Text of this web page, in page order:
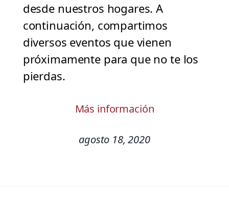
desde nuestros hogares. A
continuación, compartimos
diversos eventos que vienen
próximamente para que no te los
pierdas.
Más información
agosto 18, 2020